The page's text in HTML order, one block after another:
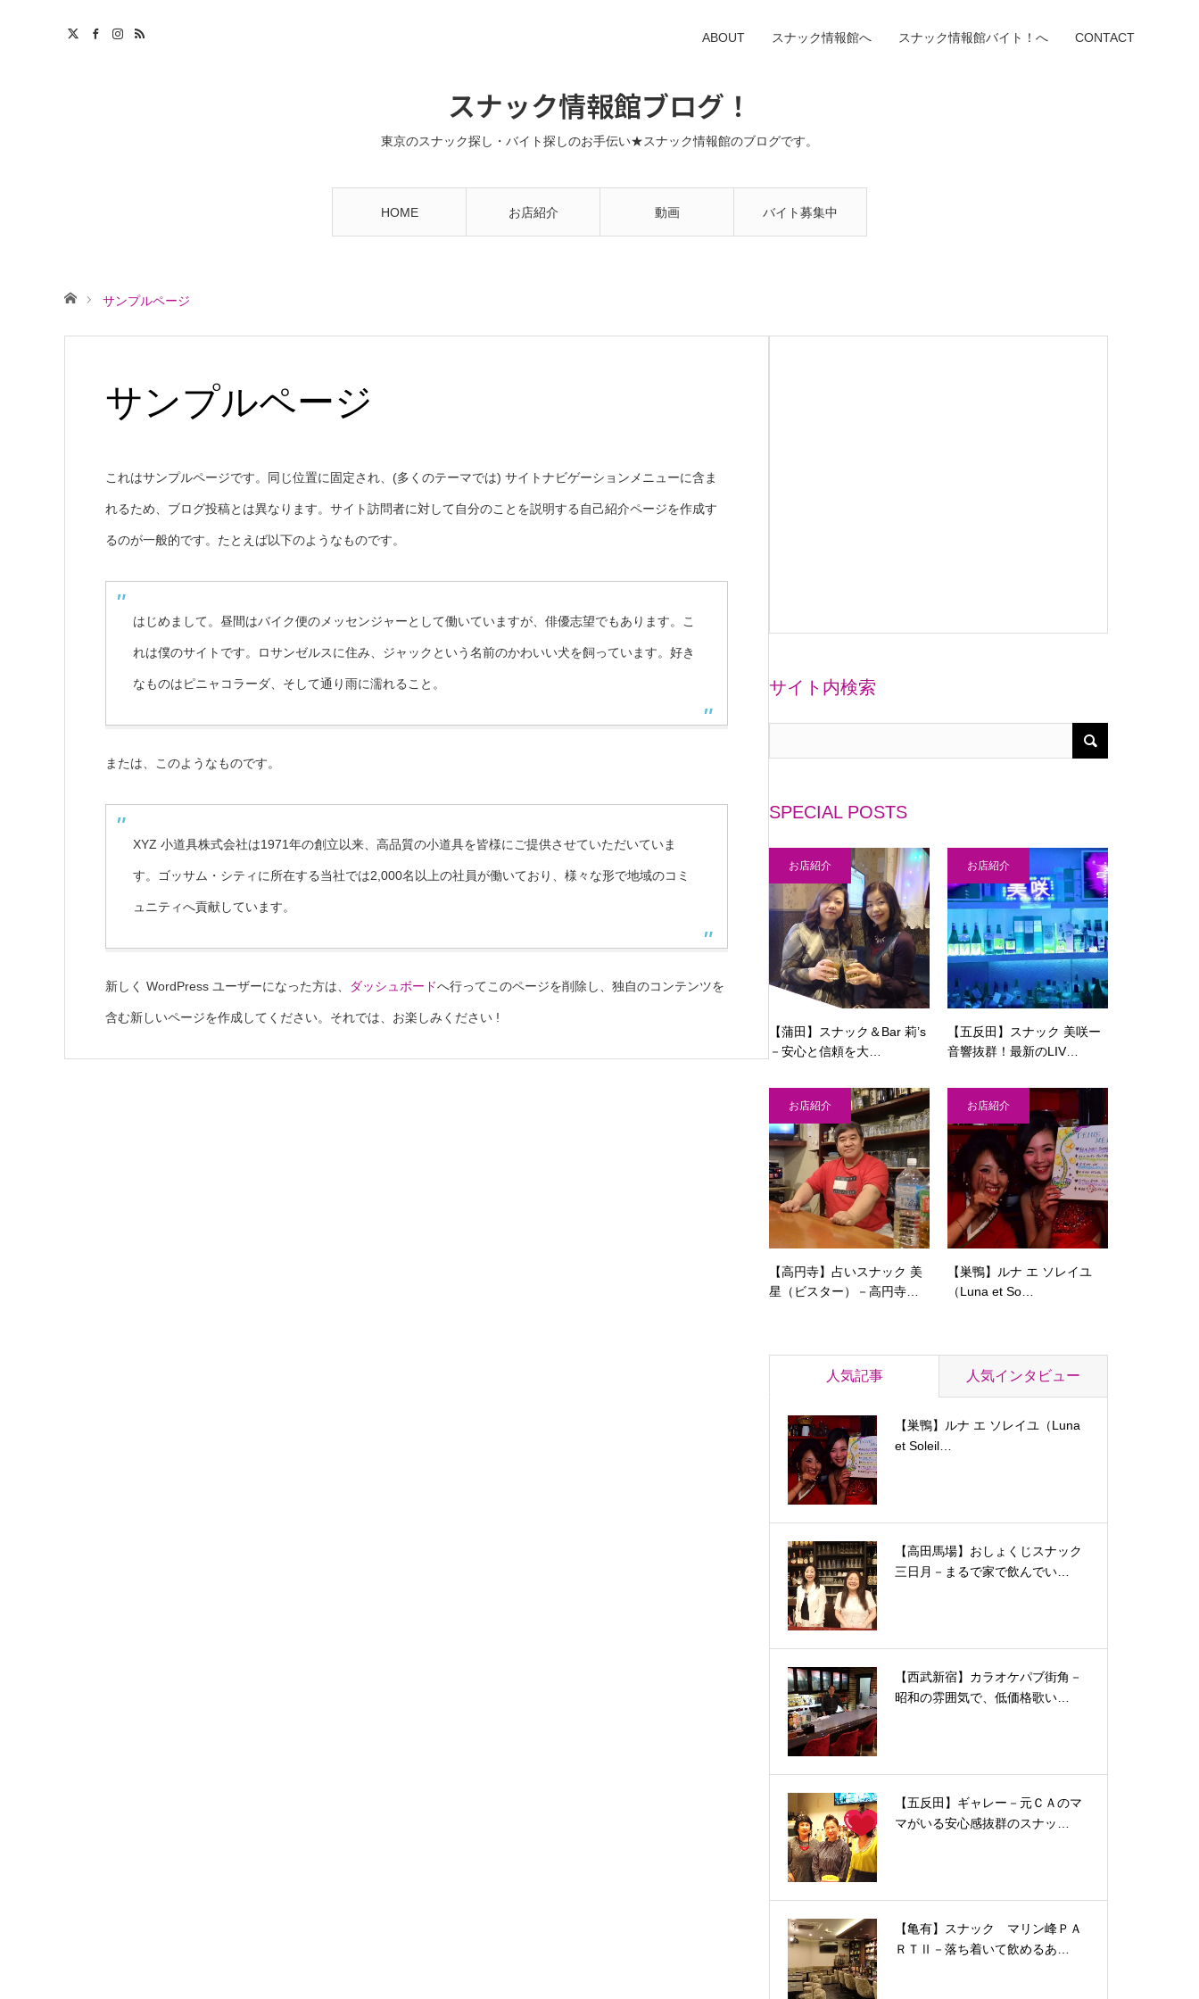
スナック情報館ブログ！
東京のスナック探し・バイト探しのお手伝い★スナック情報館のブログです。
HOME お店紹介 動画 バイト募集中
ABOUT スナック情報館へ スナック情報館バイト！へ CONTACT
ホームサンプルページ
サンプルページ
これはサンプルページです。同じ位置に固定され、(多くのテーマでは) サイトナビゲーションメニューに含ま
れるため、ブログ投稿とは異なります。サイト訪問者に対して自分のことを説明する自己紹介ページを作成す
るのが一般的です。たとえば以下のようなものです。
はじめまして。昼間はバイク便のメッセンジャーとして働いていますが、俳優志望でもあります。こ
れは僕のサイトです。ロサンゼルスに住み、ジャックという名前のかわいい犬を飼っています。好き
なものはピニャコラーダ、そして通り雨に濡れること。
または、このようなものです。
XYZ 小道具株式会社は1971年の創立以来、高品質の小道具を皆様にご提供させていただいていま
す。ゴッサム・シティに所在する当社では2,000名以上の社員が働いており、様々な形で地域のコミ
ュニティへ貢献しています。
新しく WordPress ユーザーになった方は、 ダッシュボードへ行ってこのページを削除し、独自のコンテンツを
含む新しいページを作成してください。それでは、お楽しみください !
サイト内検索
SPECIAL POSTS
お店紹介
【蒲田】スナック＆Bar 莉’s
－安心と信頼を大…
お店紹介
【五反田】スナック 美咲ー
音響抜群！最新のLIV…
お店紹介
【高円寺】占いスナック 美
星（ビスター）－高円寺…
お店紹介
【巣鴨】ルナ エ ソレイユ
（Luna et So…
人気記事 人気インタビュー
【巣鴨】ルナ エ ソレイユ（Luna
et Soleil…
【高田馬場】おしょくじスナック
三日月－まるで家で飲んでい…
【西武新宿】カラオケパブ街角－
昭和の雰囲気で、低価格歌い…
【五反田】ギャレー－元ＣＡのマ
マがいる安心感抜群のスナッ…
【亀有】スナック マリン峰ＰＡ
ＲＴⅡ－落ち着いて飲めるあ…